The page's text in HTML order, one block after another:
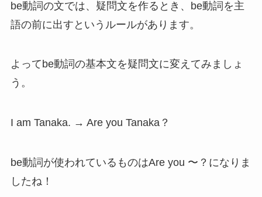
be動詞の文では、疑問文を作るとき、be動詞を主
語の前に出すというルールがあります。
よってbe動詞の基本文を疑問文に変えてみましょ
う。
I am Tanaka. → Are you Tanaka？
be動詞が使われているものはAre you 〜？になりま
したね！